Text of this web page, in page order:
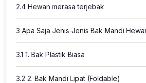
2.4 Hewan merasa terjebak
3 Apa Saja Jenis-Jenis Bak Mandi
3.1 1. Bak Plastik Biasa
3.2 2. Bak Mandi Lipat (Foldable)